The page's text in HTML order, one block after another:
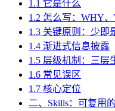
1.1 它是什么
1.2 怎么写：WHY
1.3 关键原则：少即
1.4 渐进式信息披露
1.5 层级机制：三层
1.6 常见误区
1.7 核心定位
二、Skills：可复用